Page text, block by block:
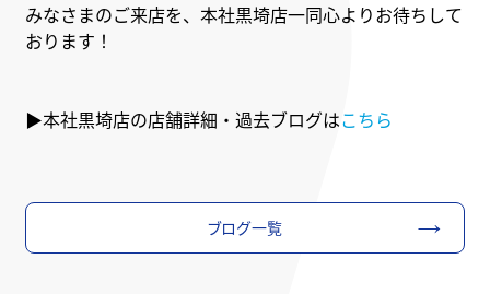
みなさまのご来店を、本社黒埼店一同心よりお待ちして
おります！
▶本社黒埼店の店舗詳細・過去ブログはこちら
ブログ一覧